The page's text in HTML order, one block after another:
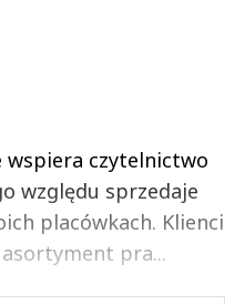
wspiera czytelnictwo
względu sprzedaje
placówkach. Klienci
pra...